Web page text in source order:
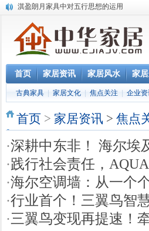
淇盈朗月家具中对五行思想的运用
还是“海尔冰箱造”!IEC国际保鲜标准再版
怎样用家具布置出好的办公室风水
您办公家具的贴心管家——北京办公家具
首页 家居资讯 家居风水 家
古典家具 家居文化 焦点关注 企业
首页 > 家居资讯 > 焦点
·深耕中东非！ 海尔埃
·践行社会责任，
·海尔空调墙：从一个
·行业首个！三翼鸟智
·三翼鸟变现再提速！